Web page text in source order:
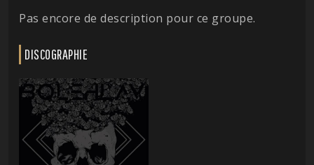
Pas encore de description pour ce groupe.
DISCOGRAPHIE